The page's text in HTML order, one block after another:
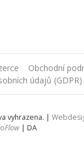
Obchodní
údajů (GDPR)
vyhrazena. |
Flow | DA